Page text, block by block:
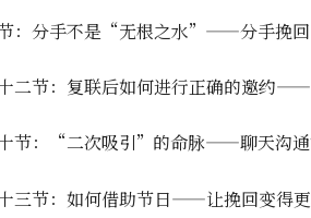
：分手不是“无根之水”——分手挽回
二节：复联后如何进行正确的邀约
节：“二次吸引”的命脉——聊天沟通
三节：如何借助节日——让挽回变得